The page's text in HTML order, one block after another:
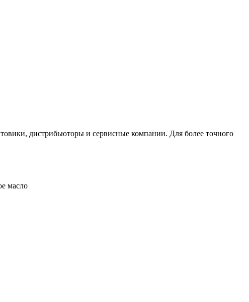
дистрибьюторы и сервисные компании. Для более точного
масло